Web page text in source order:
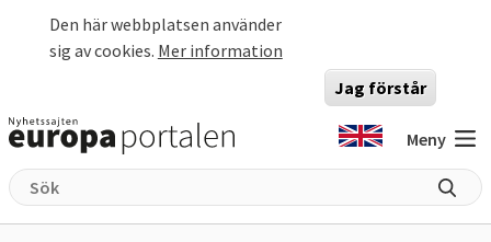
Den här webbplatsen använder
sig av cookies. Mer information
Jag förstår
Meny